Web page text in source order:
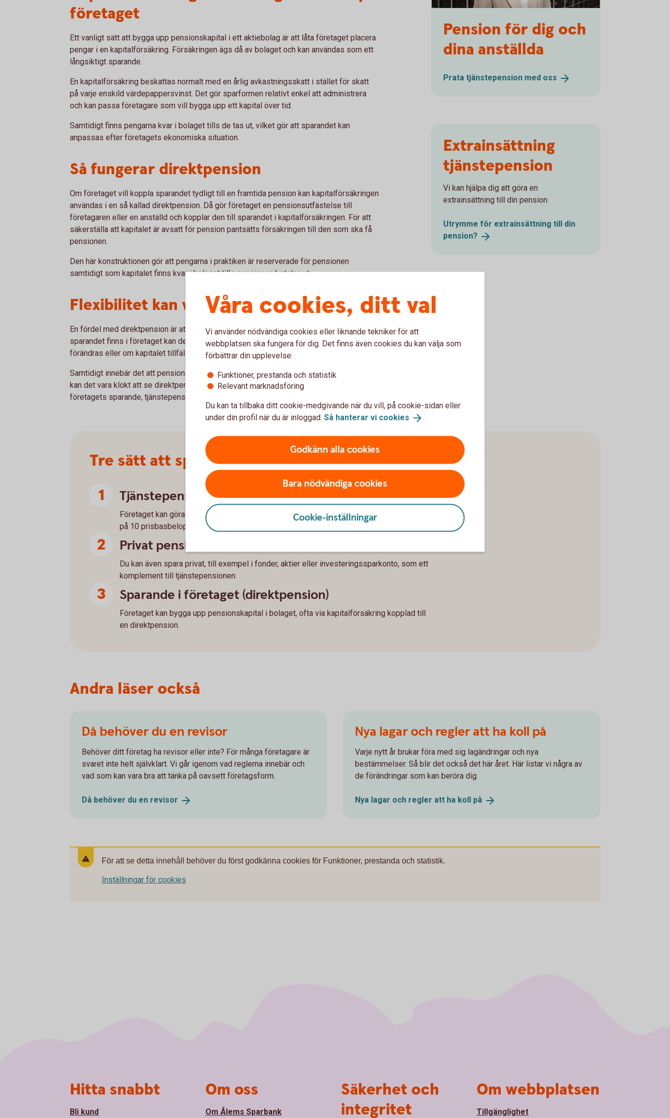
företaget
Ett vanligt sätt att bygga upp pensionskapital i ett aktiebolag är att låta företaget placera
pengar i en kapitalförsäkring. Försäkringen ägs då av bolaget och kan användas som ett
långsiktigt sparande.
En kapitalförsäkring beskattas normalt med en årlig avkastningsskatt i stället för skatt
på varje enskild värdepappersvinst. Det gör sparformen relativt enkel att administrera
och kan passa företagare som vill bygga upp ett kapital över tid.
Samtidigt finns pengarna kvar i bolaget tills de tas ut, vilket gör att sparandet kan
anpassas efter företagets ekonomiska situation.
Så fungerar direktpension
Om företaget vill koppla sparandet tydligt till en framtida pension kan kapitalförsäkringen
användas i en så kallad direktpension. Då gör företaget en pensionsutfästelse till
företagaren eller en anställd och kopplar den till sparandet i kapitalförsäkringen. För att
säkerställa att kapitalet är avsatt för pension pantsätts försäkringen till den som ska få
pensionen.
Den här konstruktionen gör att pengarna i praktiken är reserverade för pensionen
samtidigt som kapitalet finns kvar i bolaget tills pensionen betalas ut.
Flexibilitet kan vara värdefullt för företagare
En fördel med direktpension är att lösningen kan vara relativt flexibel. Eftersom
sparandet finns i företaget kan det ge större handlingsutrymme om verksamheten
förändras eller om kapitalet tillfälligt behöver användas i bolaget.
Samtidigt innebär det att pensionssparandet är kopplat till företagets ekonomi. Därför
kan det vara klokt att se direktpension som en del av en större pensionsstrategi där
företagets sparande, tjänstepension och privat sparande kompletterar varandra.
Pension för dig och
dina anställda
Prata tjänstepension med oss
Extrainsättning
tjänstepension
Vi kan hjälpa dig att göra en
extrainsättning till din pension.
Utrymme för extrainsättning till din
pension?
Tre sätt att spara till pension som företagare
Tjänstepension via företaget
Företaget kan göra avdragsgilla pensionsavsättningar upp till 35 % av lönen, med ett tak
på 10 prisbasbelopp per år.
Privat pensionssparande
Du kan även spara privat, till exempel i fonder, aktier eller investeringssparkonto, som ett
komplement till tjänstepensionen.
Sparande i företaget (direktpension)
Företaget kan bygga upp pensionskapital i bolaget, ofta via kapitalförsäkring kopplad till
en direktpension.
Andra läser också
Då behöver du en revisor
Behöver ditt företag ha revisor eller inte? För många företagare är
svaret inte helt självklart. Vi går igenom vad reglerna innebär och
vad som kan vara bra att tänka på oavsett företagsform.
Då behöver du en revisor
Nya lagar och regler att ha koll på
Varje nytt år brukar föra med sig lagändringar och nya
bestämmelser. Så blir det också det här året. Här listar vi några av
de förändringar som kan beröra dig.
Nya lagar och regler att ha koll på
För att se detta innehåll behöver du först godkänna cookies för Funktioner, prestanda och statistik.
Inställningar för cookies
Våra cookies, ditt val
Vi använder nödvändiga cookies eller liknande tekniker för att
webbplatsen ska fungera för dig. Det finns även cookies du kan välja som
förbättrar din upplevelse:
Funktioner, prestanda och statistik
Relevant marknadsföring
Du kan ta tillbaka ditt cookie-medgivande när du vill, på cookie-sidan eller
under din profil när du är inloggad. Så hanterar vi cookies .
Godkänn alla cookies
Bara nödvändiga cookies
Cookie-inställningar
Hitta snabbt
Bli kund
Om oss
Om Ålems Sparbank
Säkerhet och
integritet
Om webbplatsen
Tillgänglighet